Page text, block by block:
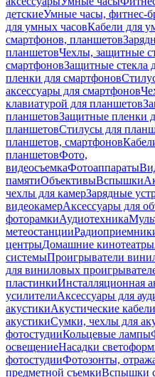
детскиеУмные часы, фитнес-
для умных часовКабели для
смартфонов, планшетов
планшетовЧехлы, защитные
смартфоновЗащитные стекла
пленки для смартфонов
аксессуары для смартфонов
клавиатурой для планшетов
планшетовЗащитные пленки
планшетовСтилусы для
планшетов, смартфонов
планшетовФото,
видеосъемкаФотоаппараты
памятиОбъективыВспышки
чехлы для камерЗарядные
видеокамерАксессуары для
фоторамкиАудиотехника
метеостанции
центрыДомашние кинотеатры
системыПроигрыватели
для виниловых
пластинкиИнсталляционная
усилителиАксессуары для
акустикиАкустические кабели
акустикиСумки, чехлы для
фотостудииКольцевые лампы
освещениеНасадки
фотостудииФотозонты,
предметной съемкиВспышки